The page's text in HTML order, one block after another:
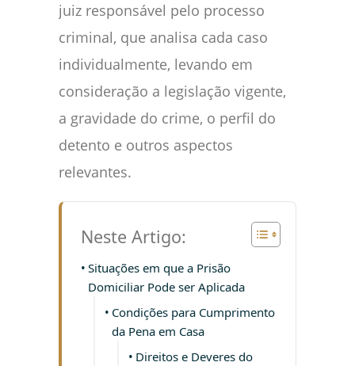
juiz responsável pelo processo
criminal, que analisa cada caso
individualmente, levando em
consideração a legislação vigente,
a gravidade do crime, o perfil do
detento e outros aspectos
relevantes.
Neste Artigo:
Situações em que a Prisão
Domiciliar Pode ser Aplicada
Condições para Cumprimento
da Pena em Casa
Direitos e Deveres do